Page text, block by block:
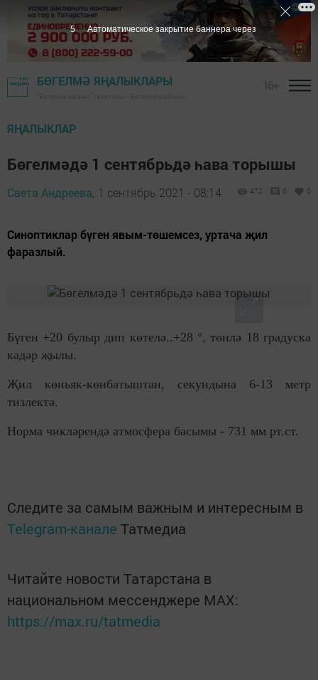
БӨГЕЛМӘ ЯҢАЛЫКЛАРЫ
ЯҢАЛЫКЛАР
Бөгелмәдә 1 сентябрьдә һава торышы
Света Андреева, 1 сентябрь 2021 - 08:14 472 0 0
Синоптиклар бүген явым-төшемсез, уртача җил
фаразлый.
Бүген +20 булыр дип көтелә..+28 °, төнлә 18 градуска
кадәр җылы.
Җил көньяк-көнбатыштан, секундына 6-13 метр
тизлектә.
Норма чикләрендә атмосфера басымы - 731 мм рт.ст.
Следите за самым важным и интересным в
Telegram-канале Татмедиа
Читайте новости Татарстана в
национальном мессенджере MАХ:
https://max.ru/tatmedia
4 Автоматическое закрытие баннера через